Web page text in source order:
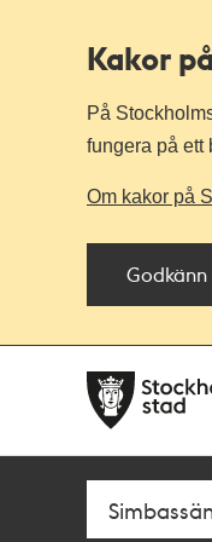
Kakor
På
fungera på ett
Om kakor på
navigationen
huvudinnehållet
Sök